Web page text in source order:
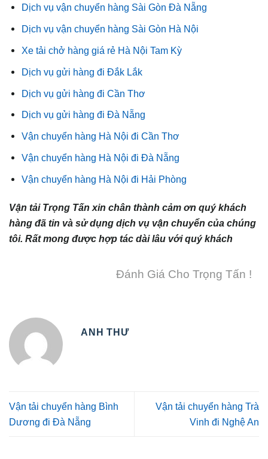
Dịch vụ vận chuyển hàng Sài Gòn Đà Nẵng
Dịch vụ vận chuyển hàng Sài Gòn Hà Nội
Xe tải chở hàng giá rẻ Hà Nội Tam Kỳ
Dịch vụ gửi hàng đi Đắk Lắk
Dịch vụ gửi hàng đi Cần Thơ
Dịch vụ gửi hàng đi Đà Nẵng
Vận chuyển hàng Hà Nội đi Cần Thơ
Vận chuyển hàng Hà Nội đi Đà Nẵng
Vận chuyển hàng Hà Nội đi Hải Phòng
Vận tải Trọng Tấn xin chân thành cảm ơn quý khách
hàng đã tin và sử dụng dịch vụ vận chuyển của chúng
tôi. Rất mong được hợp tác dài lâu với quý khách
Đánh Giá Cho Trọng Tấn !
ANH THƯ
Vận tải chuyển hàng Bình
Dương đi Đà Nẵng
Vận tải chuyển hàng Trà
Vinh đi Nghệ An